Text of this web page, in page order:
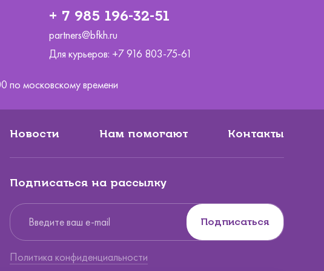
+ 7 985 196-32-51
partners@bfkh.ru
Для курьеров: +7 916 803-75-61
по московскому времени
Новости Нам помогают Контакты
Подписаться на рассылку
Подписаться
Политика конфиденциальности